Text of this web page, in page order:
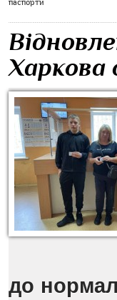
паспорти
Харкова
до